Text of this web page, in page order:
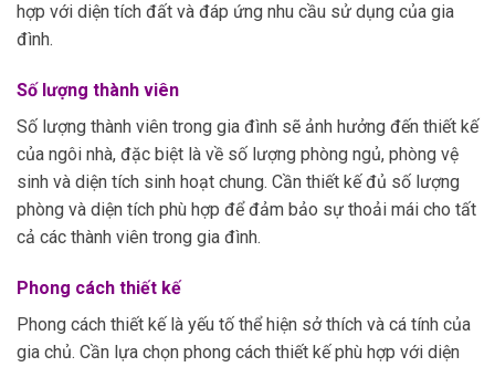
hợp với diện tích đất và đáp ứng nhu cầu sử dụng của gia
đình.
Số lượng thành viên
Số lượng thành viên trong gia đình sẽ ảnh hưởng đến thiết kế
của ngôi nhà, đặc biệt là về số lượng phòng ngủ, phòng vệ
sinh và diện tích sinh hoạt chung. Cần thiết kế đủ số lượng
phòng và diện tích phù hợp để đảm bảo sự thoải mái cho tất
cả các thành viên trong gia đình.
Phong cách thiết kế
Phong cách thiết kế là yếu tố thể hiện sở thích và cá tính của
gia chủ. Cần lựa chọn phong cách thiết kế phù hợp với diện